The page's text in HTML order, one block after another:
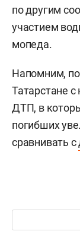
по другим
участием
мопеда.
Напомним,
Татарстане
ДТП, в
погибших
сравнивать с